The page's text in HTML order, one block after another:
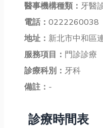
醫事機構種類： 牙醫
電話： 0222260038
地址： 新北市中和區
服務項目： 門診診療
診療科別： 牙科
備註： -
診療時間表